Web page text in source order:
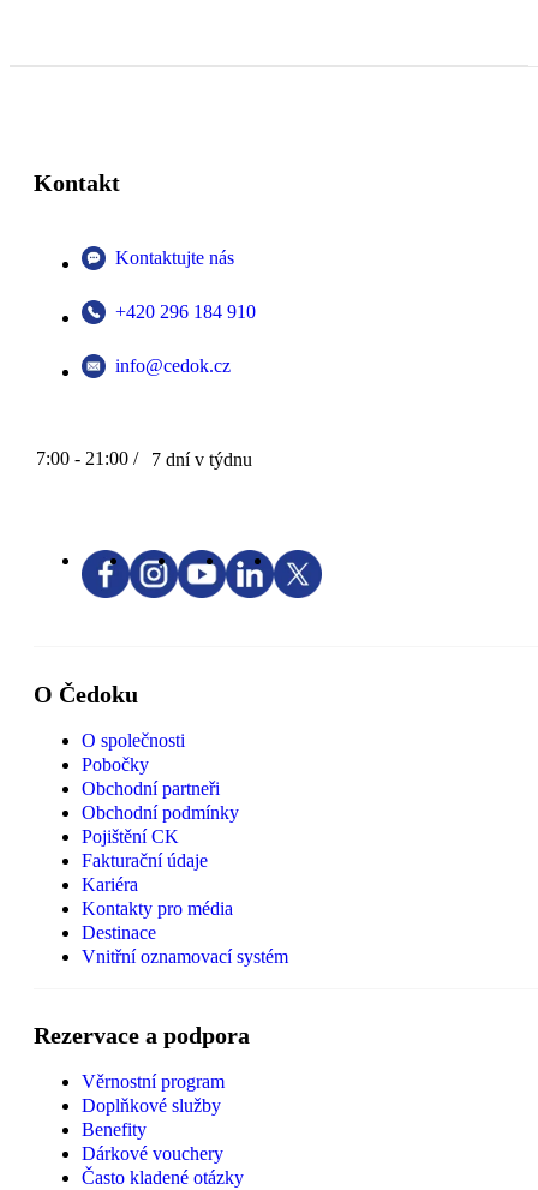
Kontakt
Kontaktujte nás
+420 296 184 910
info@cedok.cz
7:00 - 21:00 / 7 dní v týdnu
O Čedoku
O společnosti
Pobočky
Obchodní partneři
Obchodní podmínky
Pojištění CK
Fakturační údaje
Kariéra
Kontakty pro média
Destinace
Vnitřní oznamovací systém
Rezervace a podpora
Věrnostní program
Doplňkové služby
Benefity
Dárkové vouchery
Často kladené otázky